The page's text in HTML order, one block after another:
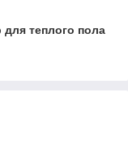
для теплого пола